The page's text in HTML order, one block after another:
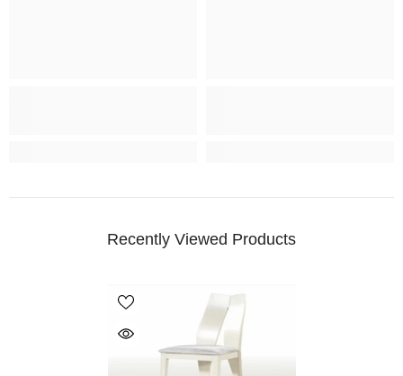
Recently Viewed Products